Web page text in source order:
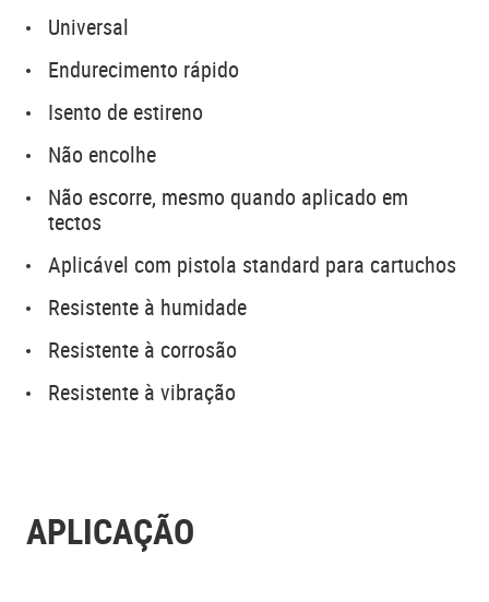
Universal
Endurecimento rápido
Isento de estireno
Não encolhe
Não escorre, mesmo quando aplicado em
tectos
Aplicável com pistola standard para cartuchos
Resistente à humidade
Resistente à corrosão
Resistente à vibração
APLICAÇÃO